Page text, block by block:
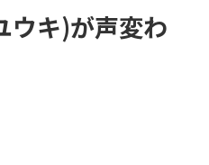
ウキ)が声変わ